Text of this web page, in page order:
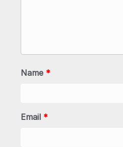
Name *
Email *